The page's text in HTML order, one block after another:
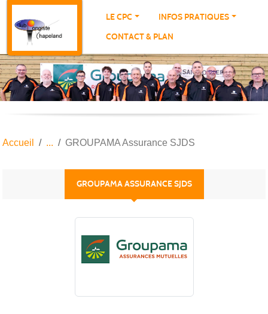
LE CPC
INFOS PRATIQUES
CONTACT & PLAN
Accueil GROUPAMA Assurance SJDS
GROUPAMA ASSURANCE SJDS
Panneau de gestion des cookies